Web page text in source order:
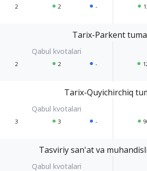
2 2 -
Tarix-Parkent
2 2 -
Tarix-Quyichirchiq
3 3 -
Tasviriy san'at va